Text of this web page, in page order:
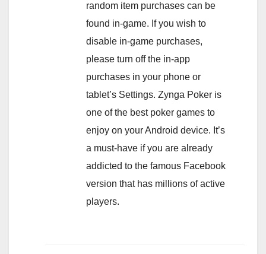
random item purchases can be
found in-game. If you wish to
disable in-game purchases,
please turn off the in-app
purchases in your phone or
tablet’s Settings. Zynga Poker is
one of the best poker games to
enjoy on your Android device. It’s
a must-have if you are already
addicted to the famous Facebook
version that has millions of active
players.